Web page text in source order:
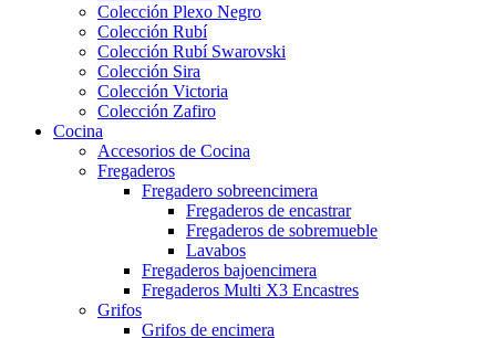
Colección Plexo Negro
Colección Rubí
Colección Rubí Swarovski
Colección Sira
Colección Victoria
Colección Zafiro
Cocina
Accesorios de Cocina
Fregaderos
Fregadero sobreencimera
Fregaderos de encastrar
Fregaderos de sobremueble
Lavabos
Fregaderos bajoencimera
Fregaderos Multi X3 Encastres
Grifos
Grifos de encimera